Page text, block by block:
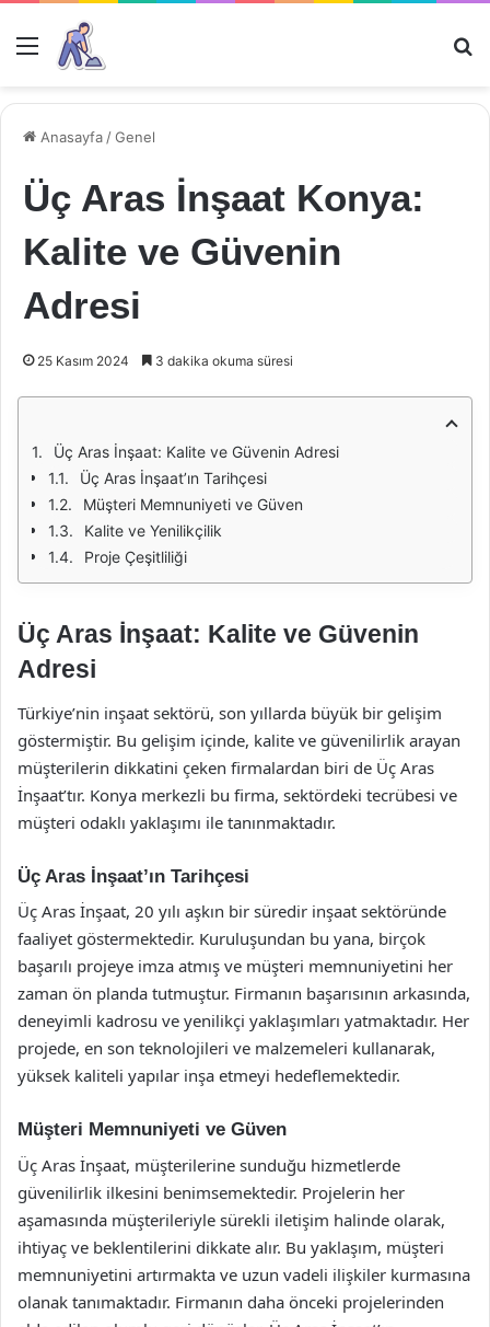
Menü
Anasayfa /Genel
Üç Aras İnşaat Konya:
Kalite ve Güvenin
Adresi
25 Kasım 2024 3 dakika okuma süresi
Üç Aras İnşaat: Kalite ve Güvenin Adresi
Üç Aras İnşaat’ın Tarihçesi
Müşteri Memnuniyeti ve Güven
Kalite ve Yenilikçilik
Proje Çeşitliliği
Üç Aras İnşaat: Kalite ve Güvenin
Adresi
Türkiye’nin inşaat sektörü, son yıllarda büyük bir gelişim
göstermiştir. Bu gelişim içinde, kalite ve güvenilirlik arayan
müşterilerin dikkatini çeken firmalardan biri de Üç Aras
İnşaat’tır. Konya merkezli bu firma, sektördeki tecrübesi ve
müşteri odaklı yaklaşımı ile tanınmaktadır.
Üç Aras İnşaat’ın Tarihçesi
Üç Aras İnşaat, 20 yılı aşkın bir süredir inşaat sektöründe
faaliyet göstermektedir. Kuruluşundan bu yana, birçok
başarılı projeye imza atmış ve müşteri memnuniyetini her
zaman ön planda tutmuştur. Firmanın başarısının arkasında,
deneyimli kadrosu ve yenilikçi yaklaşımları yatmaktadır. Her
projede, en son teknolojileri ve malzemeleri kullanarak,
yüksek kaliteli yapılar inşa etmeyi hedeflemektedir.
Müşteri Memnuniyeti ve Güven
Üç Aras İnşaat, müşterilerine sunduğu hizmetlerde
güvenilirlik ilkesini benimsemektedir. Projelerin her
aşamasında müşterileriyle sürekli iletişim halinde olarak,
ihtiyaç ve beklentilerini dikkate alır. Bu yaklaşım, müşteri
memnuniyetini artırmakta ve uzun vadeli ilişkiler kurmasına
olanak tanımaktadır. Firmanın daha önceki projelerinden